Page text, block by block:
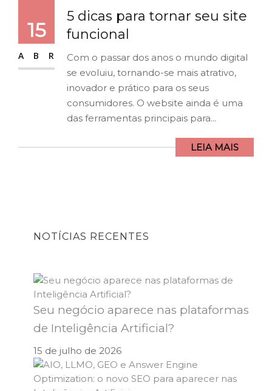
15
ABR
5 dicas para tornar seu site
funcional
Com o passar dos anos o mundo digital
se evoluiu, tornando-se mais atrativo,
inovador e prático para os seus
consumidores. O website ainda é uma
das ferramentas principais para...
LEIA MAIS
NOTÍCIAS RECENTES
Seu negócio aparece nas plataformas
de Inteligência Artificial?
15 de julho de 2026